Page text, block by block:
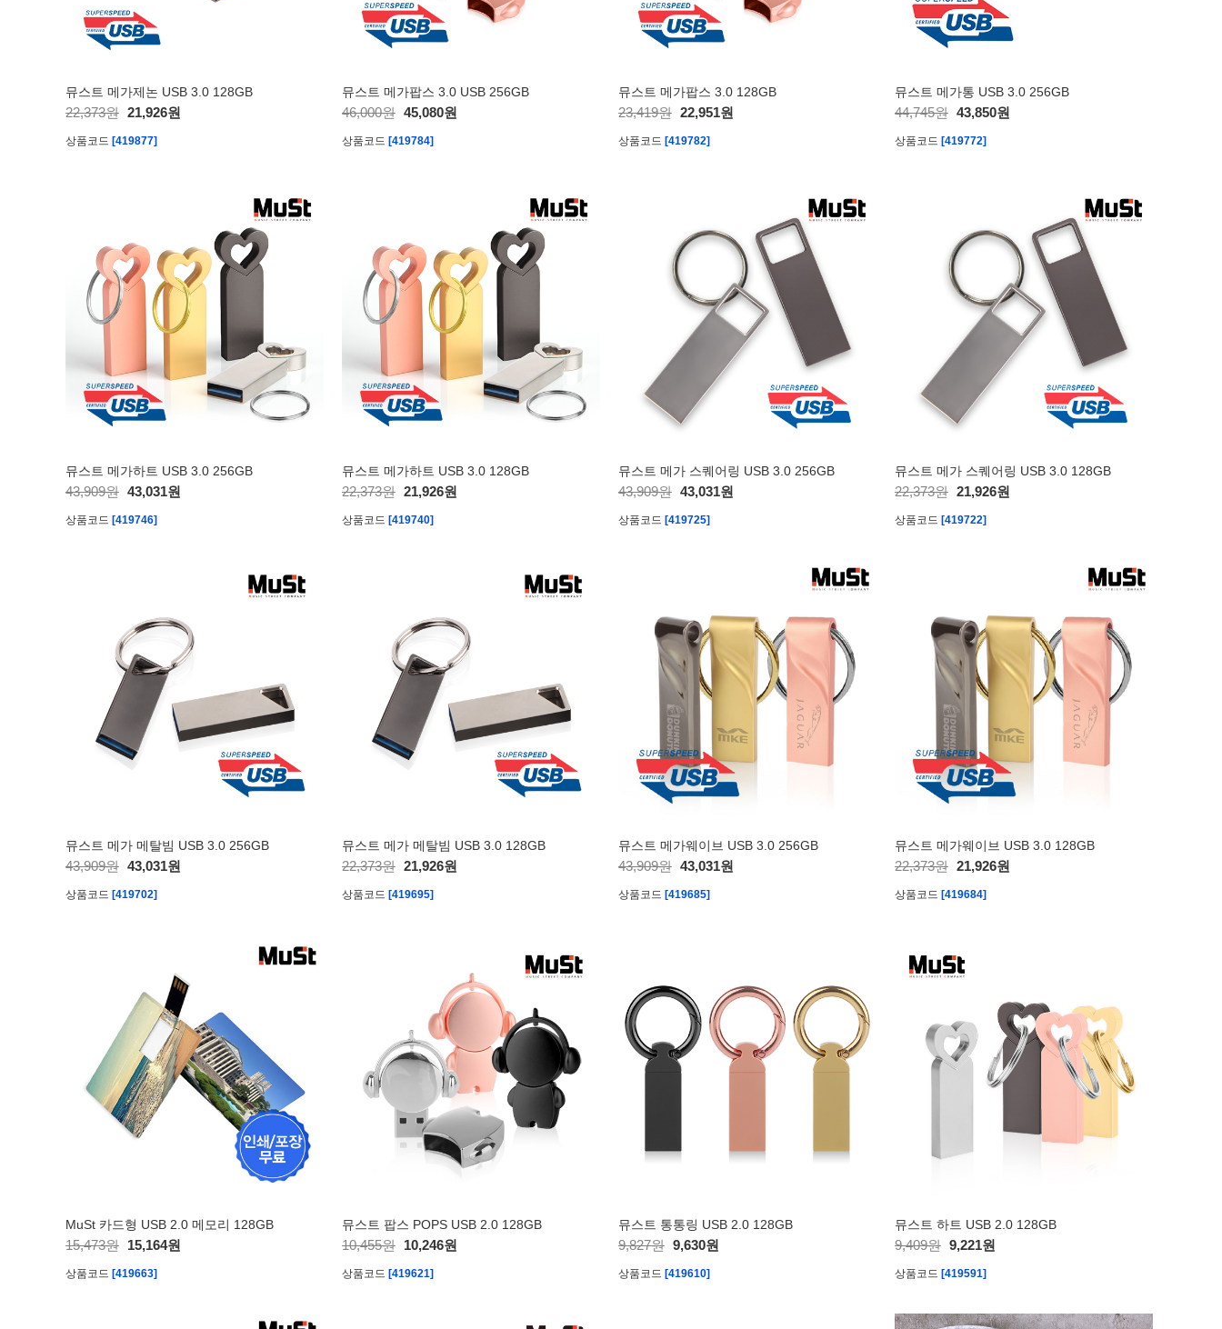
뮤스트 메가제논 USB 3.0 128GB
22,373원 21,926원
상품코드 [419877]
뮤스트 메가팝스 3.0 USB 256GB
46,000원 45,080원
상품코드 [419784]
뮤스트 메가팝스 3.0 128GB
23,419원 22,951원
상품코드 [419782]
뮤스트 메가통 USB 3.0 256GB
44,745원 43,850원
상품코드 [419772]
뮤스트 메가하트 USB 3.0 256GB
43,909원 43,031원
상품코드 [419746]
뮤스트 메가하트 USB 3.0 128GB
22,373원 21,926원
상품코드 [419740]
뮤스트 메가 스퀘어링 USB 3.0 256GB
43,909원 43,031원
상품코드 [419725]
뮤스트 메가 스퀘어링 USB 3.0 128GB
22,373원 21,926원
상품코드 [419722]
뮤스트 메가 메탈빔 USB 3.0 256GB
43,909원 43,031원
상품코드 [419702]
뮤스트 메가 메탈빔 USB 3.0 128GB
22,373원 21,926원
상품코드 [419695]
뮤스트 메가웨이브 USB 3.0 256GB
43,909원 43,031원
상품코드 [419685]
뮤스트 메가웨이브 USB 3.0 128GB
22,373원 21,926원
상품코드 [419684]
MuSt 카드형 USB 2.0 메모리 128GB
15,473원 15,164원
상품코드 [419663]
뮤스트 팝스 POPS USB 2.0 128GB
10,455원 10,246원
상품코드 [419621]
뮤스트 통통링 USB 2.0 128GB
9,827원 9,630원
상품코드 [419610]
뮤스트 하트 USB 2.0 128GB
9,409원 9,221원
상품코드 [419591]